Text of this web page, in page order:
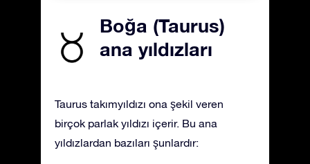
Boğa (Taurus)
ana yıldızları
Taurus takımyıldızı ona şekil veren
birçok parlak yıldızı içerir. Bu ana
yıldızlardan bazıları şunlardır: